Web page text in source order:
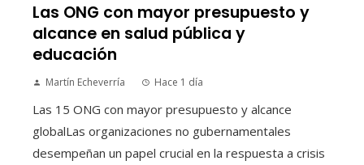
Las ONG con mayor presupuesto y
alcance en salud pública y
educación
Martín Echeverría Hace 1 día
Las 15 ONG con mayor presupuesto y alcance
globalLas organizaciones no gubernamentales
desempeñan un papel crucial en la respuesta a crisis